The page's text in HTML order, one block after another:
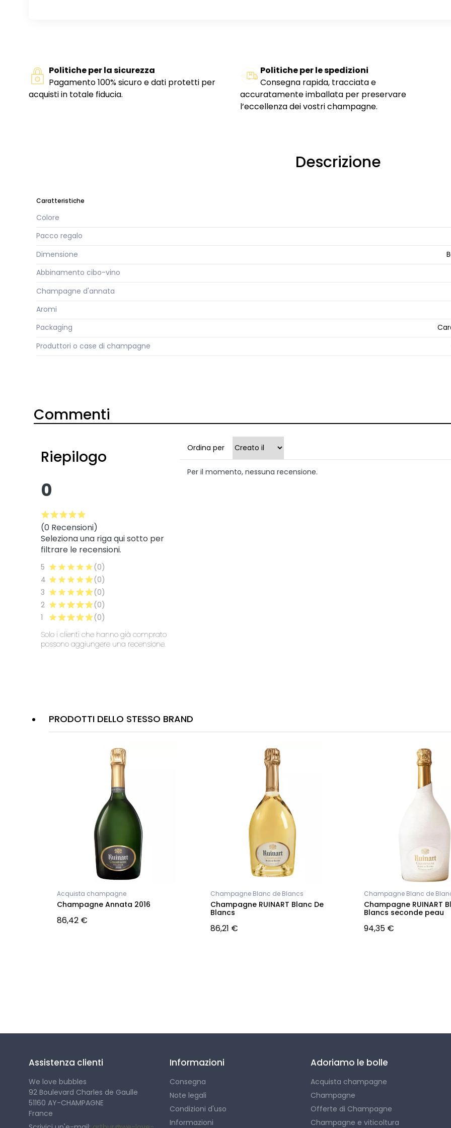
Politiche per la sicurezza
Pagamento 100% sicuro e dati protetti per
acquisti in totale fiducia.
Politiche per le spedizioni
Consegna rapida, tracciata e
accuratamente imballata per preservare
l’eccellenza dei vostri champagne.
Descrizione
Caratteristiche
Colore
Pacco regalo
Dimensione
Abbinamento cibo-vino
Champagne d'annata
Aromi
Packaging
Produttori o case di champagne
PRODOTTI DELLO STESSO BRAND
Acquista champagne
Champagne Annata 2016
86,42 €
Champagne Blanc de Blancs
Champagne RUINART Blanc De
Blancs
86,21 €
Champagne Blanc de
Champagne RUINART
Blancs seconde peau
94,35 €
Commenti
Riepilogo
0
(0 Recensioni)
Seleziona una riga qui sotto per
filtrare le recensioni.
5
(0)
4
(0)
3
(0)
2
(0)
1
(0)
Solo i clienti che hanno già comprato
possono aggiungere una recensione.
Ordina per
Per il momento, nessuna recensione.
Assistenza clienti
We love bubbles
92 Boulevard Charles de Gaulle
51160 AY-CHAMPAGNE
France
Informazioni
Consegna
Note legali
Condizioni d'uso
Informazioni
Adoriamo le bolle
Acquista champagne
Champagne
Offerte di Champagne
Champagne e viticoltura